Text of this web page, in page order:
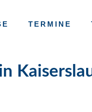
TERMINE